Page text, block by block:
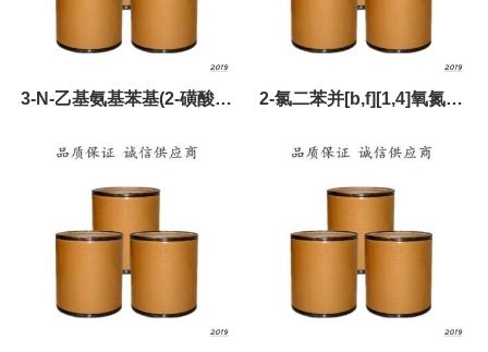
3-N-乙基氨基苯基(2-磺酸氧
乙基)砜
2-氯二苯并[b,f][1,4]氧氮杂
卓-11(10H)-酮